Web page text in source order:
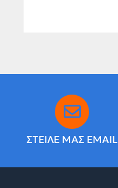
ΣΤΕΙΛΕ ΜΑΣ EMAIL